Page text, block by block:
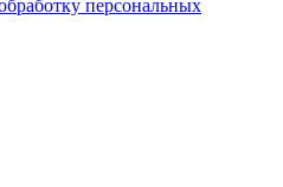
персональных